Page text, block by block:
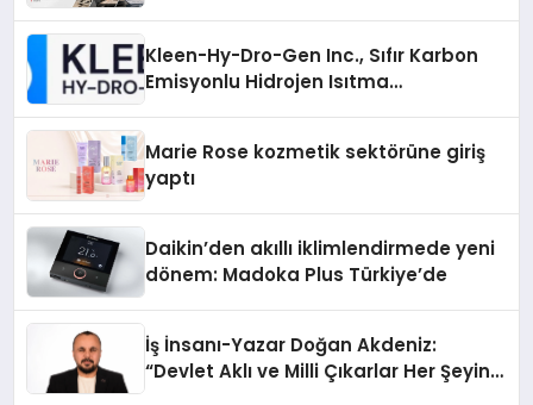
Kleen-Hy-Dro-Gen Inc., Sıfır Karbon
Emisyonlu Hidrojen Isıtma
Marie Rose kozmetik sektörüne giriş
yaptı
Daikin’den akıllı iklimlendirmede yeni
dönem: Madoka Plus Türkiye’de
İş İnsanı-Yazar Doğan Akdeniz:
“Devlet Aklı ve Milli Çıkarlar Her Şeyin